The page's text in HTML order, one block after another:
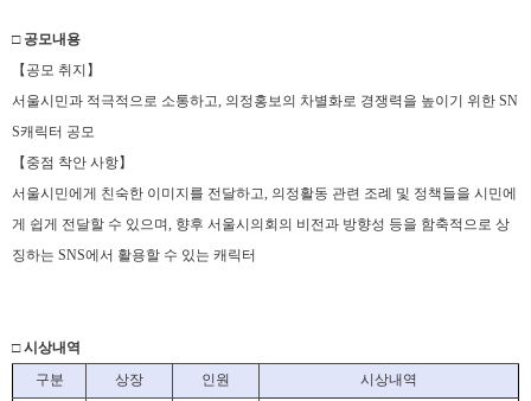
□ 공모내용
【공모 취지】
서울시민과 적극적으로 소통하고, 의정홍보의 차별화로 경쟁력을 높이기 위한 SN
S캐릭터 공모
【중점 착안 사항】
서울시민에게 친숙한 이미지를 전달하고, 의정활동 관련 조례 및 정책들을 시민에
게 쉽게 전달할 수 있으며, 향후 서울시의회의 비전과 방향성 등을 함축적으로 상
징하는 SNS에서 활용할 수 있는 캐릭터
□ 시상내역
구분
상장 인원 시상내역